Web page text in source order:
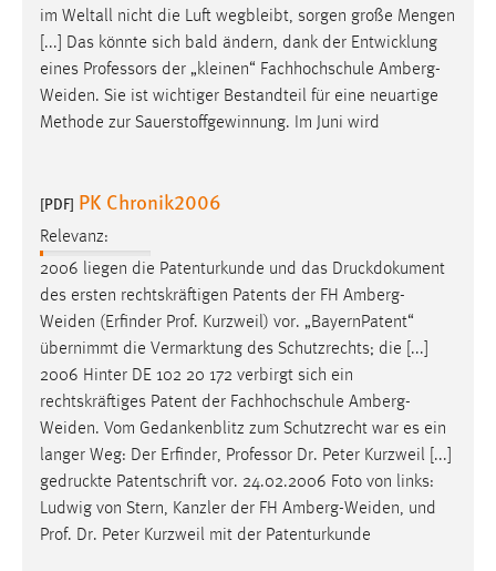
im Weltall nicht die Luft wegbleibt, sorgen große Mengen
[...] Das könnte sich bald ändern, dank der Entwicklung
eines Professors der „kleinen“ Fachhochschule Amberg-
Weiden. Sie ist wichtiger Bestandteil für eine neuartige
Methode zur Sauerstoffgewinnung. Im Juni wird
[PDF] PK Chronik2006
Relevanz:
2006 liegen die Patenturkunde und das Druckdokument
des ersten rechtskräftigen Patents der FH Amberg-
Weiden (Erfinder Prof. Kurzweil) vor. „BayernPatent“
übernimmt die Vermarktung des Schutzrechts; die [...]
2006 Hinter DE 102 20 172 verbirgt sich ein
rechtskräftiges Patent der Fachhochschule Amberg-
Weiden. Vom Gedankenblitz zum Schutzrecht war es ein
langer Weg: Der Erfinder, Professor Dr. Peter Kurzweil [...]
gedruckte Patentschrift vor. 24.02.2006 Foto von links:
Ludwig von Stern, Kanzler der FH Amberg-Weiden, und
Prof. Dr. Peter Kurzweil mit der Patenturkunde